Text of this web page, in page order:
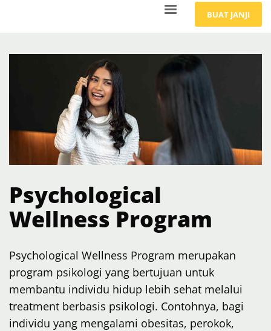
BUAT JANJI
Psychological
Wellness Program
Psychological Wellness Program merupakan
program psikologi yang bertujuan untuk
membantu individu hidup lebih sehat melalui
treatment berbasis psikologi. Contohnya, bagi
individu yang mengalami obesitas, perokok,